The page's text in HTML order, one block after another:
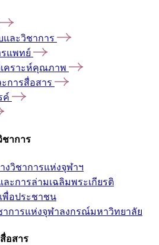
ละวิชาการ
แพทย์
คราะห์คุณภาพ
การสื่อสาร
ค์
าการ
วิชาการแห่งจุฬาฯ
ะการล่ามเฉลิมพระเกียรติ
พื่อประชาชน
าการแห่งจุฬาลงกรณ์มหาวิทยาลัย
อสาร